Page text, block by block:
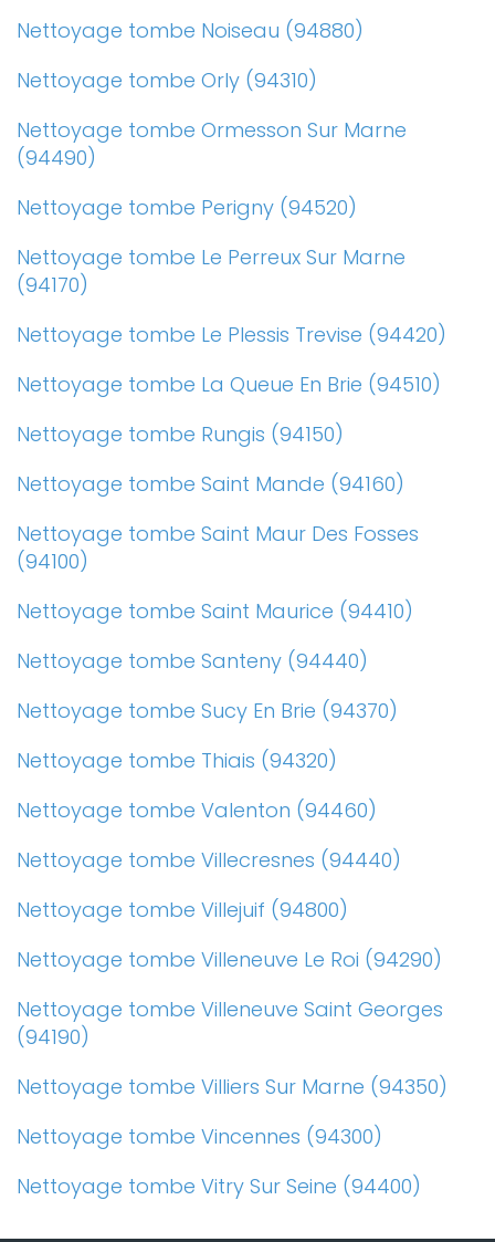
Nettoyage tombe Noiseau (94880)
Nettoyage tombe Orly (94310)
Nettoyage tombe Ormesson Sur Marne
(94490)
Nettoyage tombe Perigny (94520)
Nettoyage tombe Le Perreux Sur Marne
(94170)
Nettoyage tombe Le Plessis Trevise (94420)
Nettoyage tombe La Queue En Brie (94510)
Nettoyage tombe Rungis (94150)
Nettoyage tombe Saint Mande (94160)
Nettoyage tombe Saint Maur Des Fosses
(94100)
Nettoyage tombe Saint Maurice (94410)
Nettoyage tombe Santeny (94440)
Nettoyage tombe Sucy En Brie (94370)
Nettoyage tombe Thiais (94320)
Nettoyage tombe Valenton (94460)
Nettoyage tombe Villecresnes (94440)
Nettoyage tombe Villejuif (94800)
Nettoyage tombe Villeneuve Le Roi (94290)
Nettoyage tombe Villeneuve Saint Georges
(94190)
Nettoyage tombe Villiers Sur Marne (94350)
Nettoyage tombe Vincennes (94300)
Nettoyage tombe Vitry Sur Seine (94400)